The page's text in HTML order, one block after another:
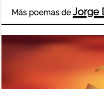
Más poemas deJorge